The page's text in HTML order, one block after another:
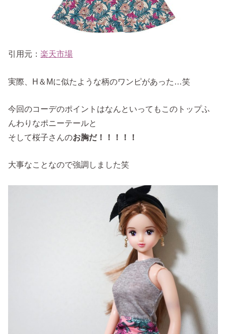
引用元：楽天市場
実際、H＆Mに似たような柄のワンピがあった…笑
今回のコーデのポイントはなんといってもこのトップふ
んわりなポニーテールと
そして桜子さんのお胸だ！！！！！
大事なことなので強調しました笑